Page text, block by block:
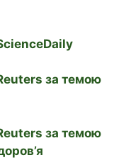
за темою
за темою